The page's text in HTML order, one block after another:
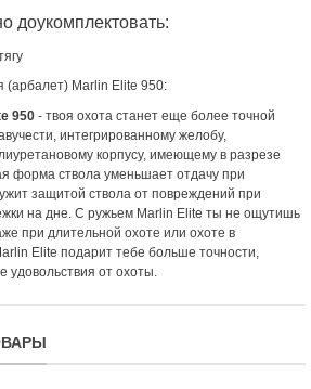
доукомплектовать:
(арбалет) Marlin Elite 950:
950 - твоя охота станет еще более точной
интегрированному желобу,
корпусу, имеющему в разрезе
форма ствола уменьшает отдачу при
защитой ствола от повреждений при
на дне. С ружьем Marlin Elite ты не ощутишь
при длительной охоте или охоте в
Elite подарит тебе больше точности,
удовольствия от охоты.